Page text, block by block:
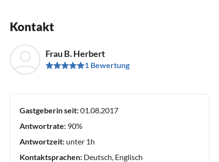
Kontakt
Frau B. Herbert
1 Bewertung
Gastgeberin seit:01.08.2017
Antwortrate: 90%
Antwortzeit: unter 1h
Kontaktsprachen: Deutsch, Englisch